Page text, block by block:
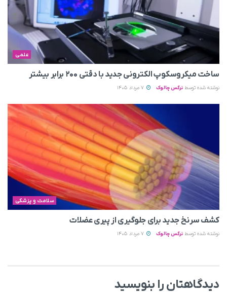
علمی
ساخت میکروسکوپ الکترونی جدید با دقتی ۲۰۰ برابر بیشتر
نوشته شده توسط نرگس چالوک
سلامت و پزشکی
کشف سرنخ جدید برای جلوگیری از پیری عضلات
نوشته شده توسط نرگس چالوک
دیدگاهتان را بنویسید